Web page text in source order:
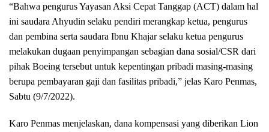
“Bahwa pengurus Yayasan Aksi Cepat Tanggap (ACT) dalam hal
ini saudara Ahyudin selaku pendiri merangkap ketua, pengurus
dan pembina serta saudara Ibnu Khajar selaku ketua pengurus
melakukan dugaan penyimpangan sebagian dana sosial/CSR dari
pihak Boeing tersebut untuk kepentingan pribadi masing-masing
berupa pembayaran gaji dan fasilitas pribadi,” jelas Karo Penmas,
Sabtu (9/7/2022).
Karo Penmas menjelaskan, dana kompensasi yang diberikan Lion